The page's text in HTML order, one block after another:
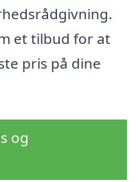
et tilbud for at
pris på dine
og